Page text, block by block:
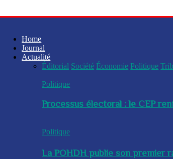
Home
Journal
Actualité
Éditorial Société Économie Politique
Politique
Processus électoral : le CEP
Politique
La POHDH publie son premier